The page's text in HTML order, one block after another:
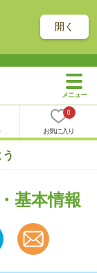
開く
0
お気に入り
基本情報